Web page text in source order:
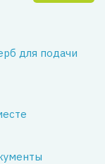
для подачи